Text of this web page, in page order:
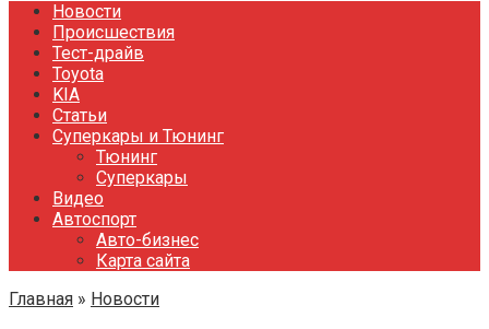
Новости
Происшествия
Тест-драйв
Toyota
KIA
Статьи
Суперкары и Тюнинг
Тюнинг
Суперкары
Видео
Автоспорт
Авто-бизнес
Карта сайта
Главная » Новости